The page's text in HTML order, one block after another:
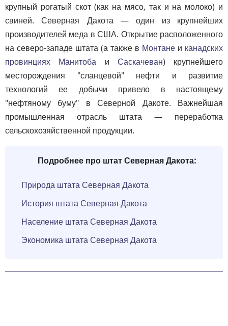
крупный рогатый скот (как на мясо, так и на молоко) и
свиней. Северная Дакота — один из крупнейших
производителей меда в США. Открытие расположенного
на северо-западе штата (а также в Монтане и канадских
провинциях
Манитоба и Саскачеван) крупнейшего
месторождения "сланцевой" нефти и развитие
технологий ее добычи привело в настоящему
"нефтяному буму" в Северной Дакоте. Важнейшая
промышленная отрасль штата — переработка
сельскохозяйственной продукции.
Подробнее про штат Северная Дакота:
Природа штата Северная Дакота
История штата Северная Дакота
Население штата Северная Дакота
Экономика штата Северная Дакота